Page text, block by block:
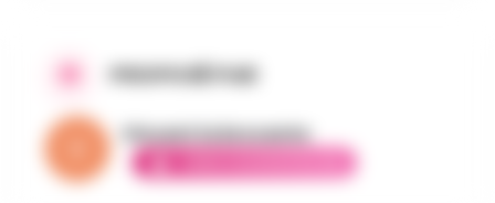
PROPOSÉ PAR
Vincent la brocante